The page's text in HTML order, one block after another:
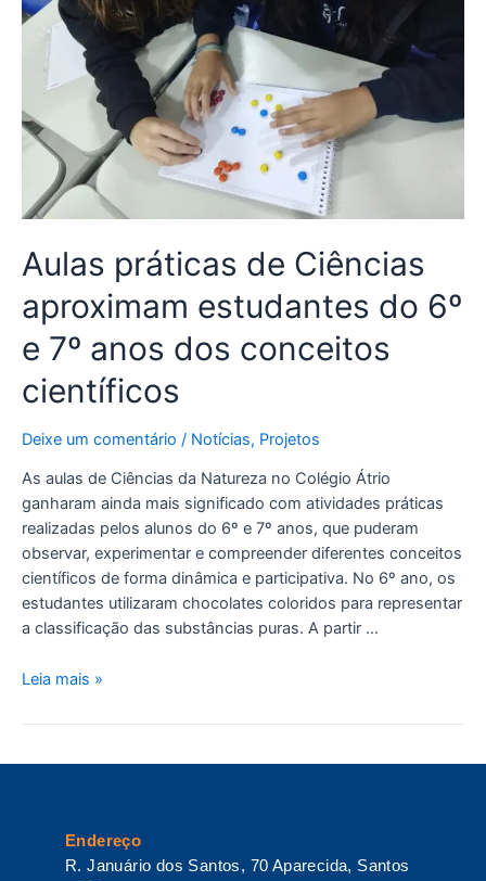
Aulas práticas de Ciências
aproximam estudantes do 6º
e 7º anos dos conceitos
científicos
Deixe um comentário / Notícias, Projetos
As aulas de Ciências da Natureza no Colégio Átrio
ganharam ainda mais significado com atividades práticas
realizadas pelos alunos do 6º e 7º anos, que puderam
observar, experimentar e compreender diferentes conceitos
científicos de forma dinâmica e participativa. No 6º ano, os
estudantes utilizaram chocolates coloridos para representar
a classificação das substâncias puras. A partir …
estudantes
7º
anos
conceitos
científicos
Leia mais »
Endereço
R. Januário dos Santos, 70 Aparecida, Santos